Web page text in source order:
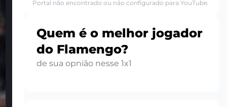
Portal não encontrado ou não configurado para YouTube.
Quem é o melhor jogador
do Flamengo?
de sua opnião nesse 1x1